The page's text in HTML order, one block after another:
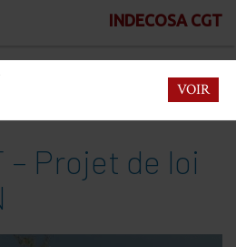
INDECOSA CGT
– Projet de loi
VOIR